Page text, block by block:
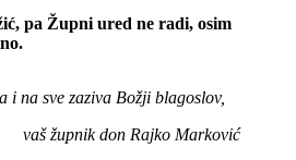
pa Župni ured ne radi, osim
i na sve zaziva Božji blagoslov,
vaš župnik don Rajko Marković